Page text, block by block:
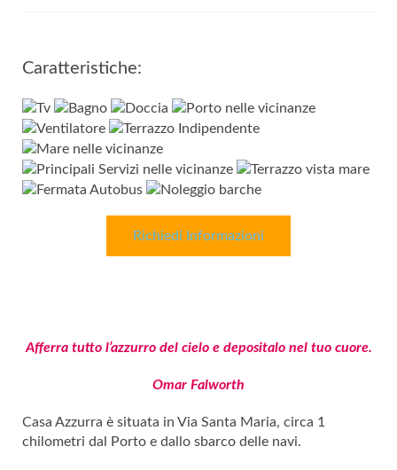
Caratteristiche:
Richiedi Informazioni
Afferra tutto l’azzurro del cielo e depositalo nel tuo cuore.
Omar Falworth
Casa Azzurra è situata in Via Santa Maria, circa 1
chilometri dal Porto e dallo sbarco delle navi.